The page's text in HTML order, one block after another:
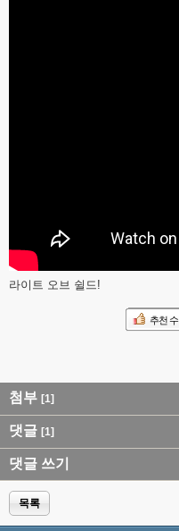
라이트 오브 쉴드!
추천 수
첨부 [1]
댓글 [1]
댓글 쓰기
목록